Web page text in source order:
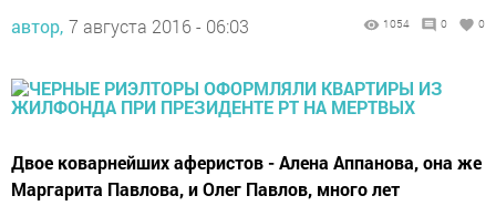
автор, 7 августа 2016 - 06:03 1054 0 0
Двое коварнейших аферистов - Алена Аппанова, она же
Маргарита Павлова, и Олег Павлов, много лет